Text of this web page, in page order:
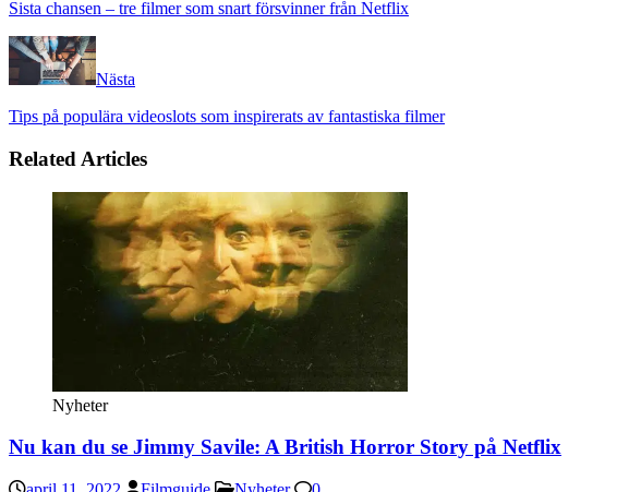
Sista chansen – tre filmer som snart försvinner från Netflix
Nästa
Tips på populära videoslots som inspirerats av fantastiska filmer
Related Articles
Nyheter
Nu kan du se Jimmy Savile: A British Horror Story på Netflix